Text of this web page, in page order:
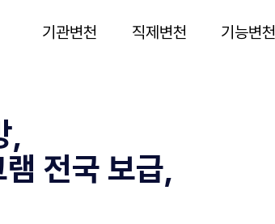
기관변천 직제변천 기능변천
,
전국 보급,